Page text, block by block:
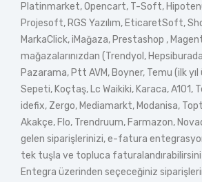
Platinmarket, Opencart, T-Soft,
Projesoft, RGS Yazılım, EticaretSoft,
MarkaClick, iMağaza, Prestashop ,
mağazalarınızdan (Trendyol,
Pazarama, Ptt AVM, Boyner, Temu (ilk
Sepeti, Koçtaş, Lc Waikiki, Karaca, A101,
idefix, Zergo, Mediamarkt, Modanisa,
Akakçe, Flo, Trendruum, Farmazon,
gelen siparişlerinizi, e-fatura
tek tuşla ve topluca
Entegra üzerinden seçeceğiniz